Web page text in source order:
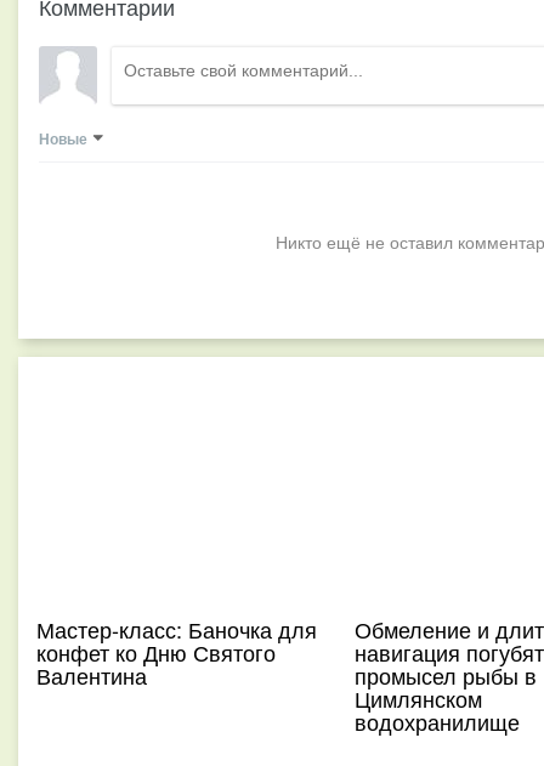
Новые
Никто ещё не оставил
Мастер-класс: Баночка для
конфет ко Дню Святого
Валентина
Обмеление и
навигация погубят
промысел рыбы в
Цимлянском
водохранилище